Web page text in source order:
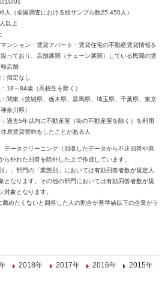
10/01
人（全国調査における総サンプル数25,450人）
以上
ンション・賃貸アパート・賃貸住宅の不動産賃貸情報を
っており、店舗展開（チェーン展開）している民間の賃
店舗
指定なし
18～84歳（高校生を除く）
関東（茨城県、栃木県、群馬県、埼玉県、千葉県、東京
奈川県）
過去5年以内に不動産屋（街の不動産屋を除く）を利用
住居賃貸契約をしたことがある人
ータクリーニング（回収したデータから不正回答や異
外れた回答を除外した上で作成しています。
、部門の「業態別」においては有効回答者数が規定人
となります。その他の部門においては有効回答者数が規
対象となります。
めたくないと回答した人の割合が基準値以下の企業がラ
2018年 2017年 2016年
2015年